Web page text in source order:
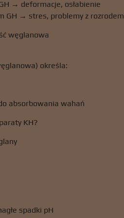
→ deformacje, osłabienie
GH → stres, problemy z rozrodem
węglanowa
określa:
absorbowania wahań
KH?
spadki pH